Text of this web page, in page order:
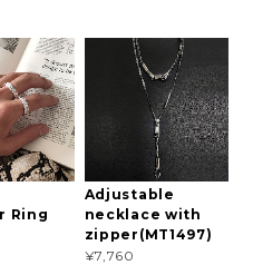
Ring
Adjustable
necklace with
zipper(MT1497)
¥7,760